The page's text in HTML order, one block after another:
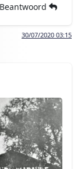
Beantwoord
30/07/2020 03:15